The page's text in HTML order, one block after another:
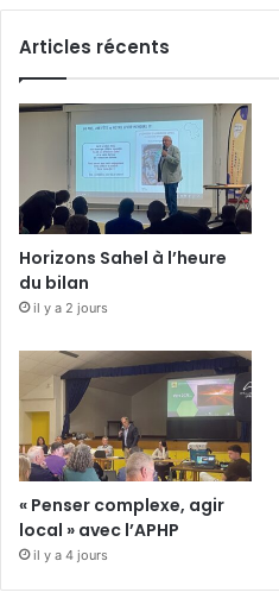
Articles récents
Horizons Sahel à l’heure
du bilan
il y a 2 jours
« Penser complexe, agir
local » avec l’APHP
il y a 4 jours